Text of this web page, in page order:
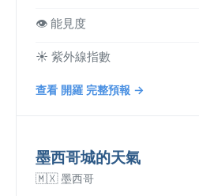
👁️ 能見度
☀️ 紫外線指數
查看 開羅 完整預報 →
墨西哥城的天氣
🇲🇽 墨西哥